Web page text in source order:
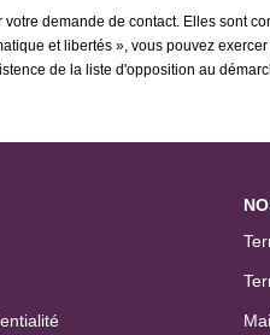
demande de contact. Elles sont
et libertés », vous pouvez
de la liste d'opposition au